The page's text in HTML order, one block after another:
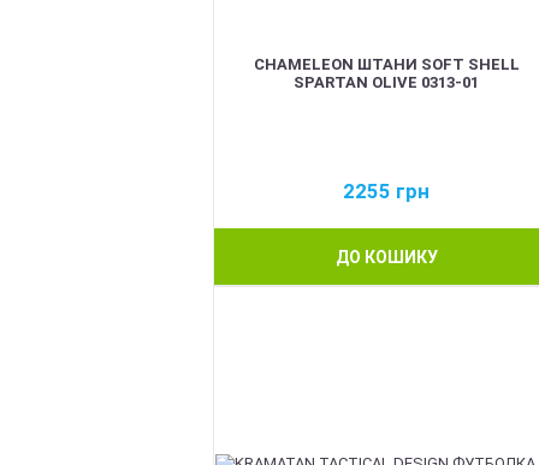
CHAMELEON ШТАНИ SOFT SHELL
SPARTAN OLIVE 0313-01
2255 грн
ДО КОШИКУ